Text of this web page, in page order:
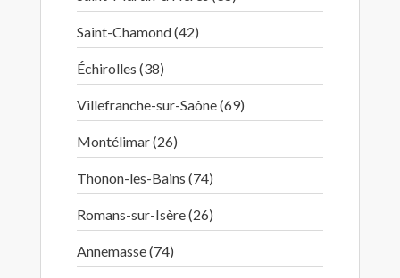
Saint-Chamond (42)
Échirolles (38)
Villefranche-sur-Saône (69)
Montélimar (26)
Thonon-les-Bains (74)
Romans-sur-Isère (26)
Annemasse (74)